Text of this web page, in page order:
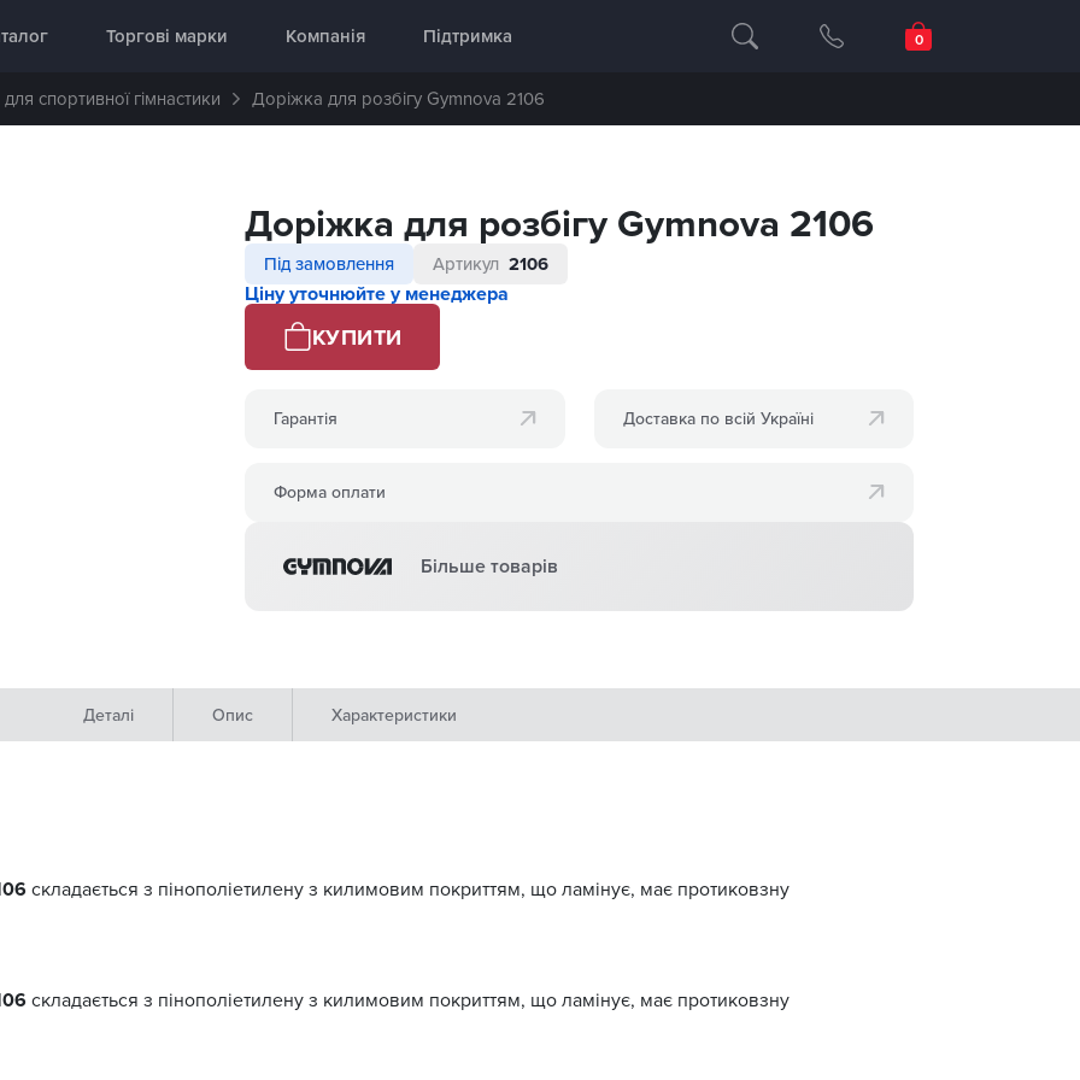
🥇 «InterAtletika»
Торгові марки Компанія Підтримка
спортивної гімнастики Доріжка для розбігу Gymnova 2106
Доріжка для розбігу Gymnova 2106
Під замовлення Артикул 2106
Ціну уточнюйте у менеджера
КУПИТИ
Гарантія Доставка по всій Україні
Форма оплати
Більше товарів
Деталі Опис Характеристики
складається з пінополіетилену з килимовим покриттям, що ламінує, має протиковзну
складається з пінополіетилену з килимовим покриттям, що ламінує, має протиковзну